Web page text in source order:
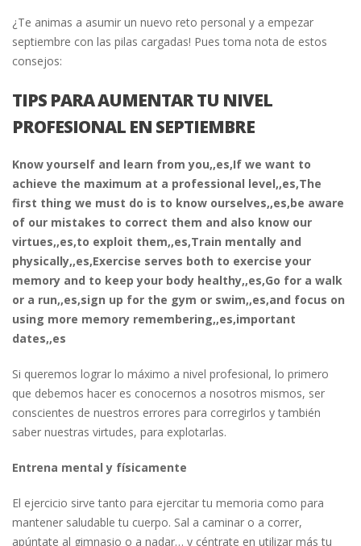
¿Te animas a asumir un nuevo reto personal y a empezar
septiembre con las pilas cargadas! Pues toma nota de estos
consejos:
TIPS PARA AUMENTAR TU NIVEL
PROFESIONAL EN SEPTIEMBRE
Know yourself and learn from you,,es,If we want to
achieve the maximum at a professional level,,es,The
first thing we must do is to know ourselves,,es,be aware
of our mistakes to correct them and also know our
virtues,,es,to exploit them,,es,Train mentally and
physically,,es,Exercise serves both to exercise your
memory and to keep your body healthy,,es,Go for a walk
or a run,,es,sign up for the gym or swim,,es,and focus on
using more memory remembering,,es,important
dates,,es
Si queremos lograr lo máximo a nivel profesional, lo primero
que debemos hacer es conocernos a nosotros mismos, ser
conscientes de nuestros errores para corregirlos y también
saber nuestras virtudes, para explotarlas.
Entrena mental y físicamente
El ejercicio sirve tanto para ejercitar tu memoria como para
mantener saludable tu cuerpo. Sal a caminar o a correr,
apúntate al gimnasio o a nadar… y céntrate en utilizar más tu